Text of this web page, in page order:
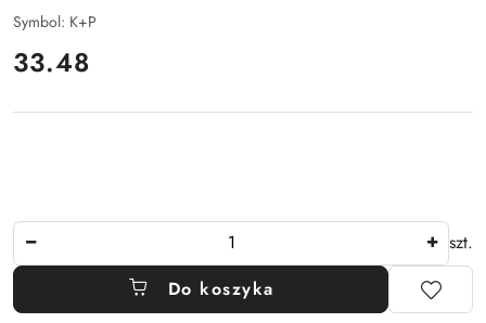
Symbol: K+P
cena:
33.48
szt.
Do koszyka